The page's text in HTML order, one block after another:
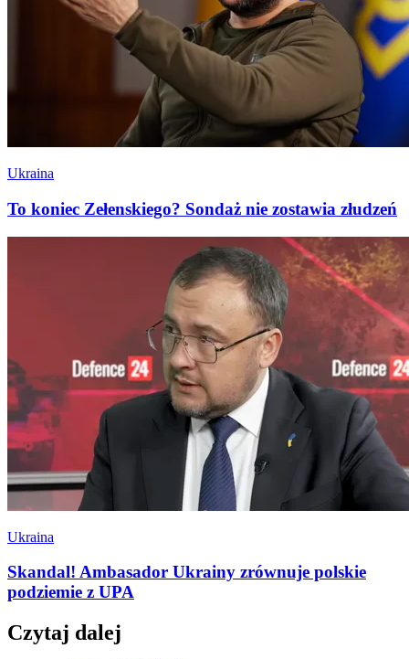
Ukraina
To koniec Zełenskiego? Sondaż nie zostawia złudzeń
Ukraina
Skandal! Ambasador Ukrainy zrównuje polskie
podziemie z UPA
Czytaj dalej